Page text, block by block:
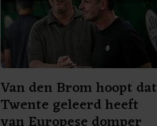
Van den Brom hoopt dat
Twente geleerd heeft